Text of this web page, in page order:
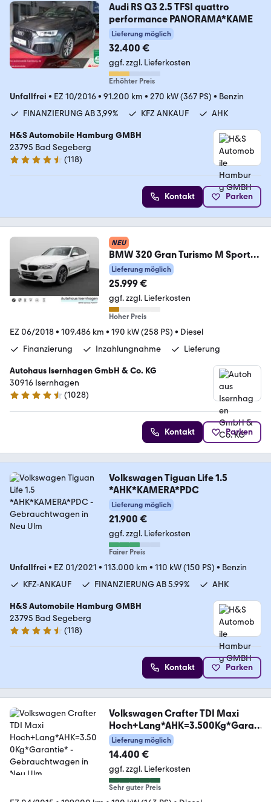
Audi RS Q3 2.5 TFSI quattro
performance PANORAMA*KAME
Lieferung möglich
32.400 €
ggf. zzgl. Lieferkosten
Erhöhter Preis
Unfallfrei • EZ 10/2016• 91.200 km • 270 kW (367 PS) • Benzin
FINANZIERUNG AB 3,99%
KFZ ANKAUF AHK
H&S Automobile Hamburg GMBH
23795 Bad Segeberg
4.6 Sterne
(118)
Kontakt Parken
NEU
BMW 320 Gran Turismo M Sport
Kamera Alarm HUD 19Zoll
Lieferung möglich
25.999 €
ggf. zzgl. Lieferkosten
Hoher Preis
EZ 06/2018• 109.486 km • 190 kW (258 PS) • Diesel
Finanzierung
Inzahlungnahme Lieferung
Autohaus Isernhagen GmbH & Co. KG
30916 Isernhagen
4.5 Sterne
(1028)
Kontakt Parken
Volkswagen Tiguan Life 1.5
*AHK*KAMERA*PDC
Lieferung möglich
21.900 €
ggf. zzgl. Lieferkosten
Fairer Preis
Unfallfrei • EZ 01/2021 • 113.000 km • 110 kW (150 PS) • Benzin
KFZ-ANKAUF
FINANZIERUNG AB 5.99% AHK
H&S Automobile Hamburg GMBH
23795 Bad Segeberg
4.6 Sterne
(118)
Kontakt Parken
Volkswagen Crafter TDI Maxi
Hoch+Lang*AHK=3.500Kg*Garan
tie*
Lieferung möglich
14.400 €
ggf. zzgl. Lieferkosten
Sehr guter Preis